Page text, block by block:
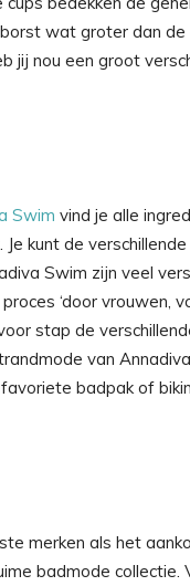
wat groter dan
jij nou een groot
Swim vind je alle
kunt de
Swim zijn veel
‘door vrouwen,
stap de
van
badpak of
merken als het
badmode